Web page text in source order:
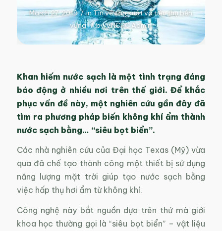
March 27, 2019 / inTin về sản xuất và tiêu thụ bền
vững / byVNCPC Admin
Khan hiếm nước sạch là một tình trạng đáng
báo động ở nhiều nơi trên thế giới. Để khắc
phục vấn đề này, một nghiên cứu gần đây đã
tìm ra phương pháp biến không khí ẩm thành
nước sạch bằng… “siêu bọt biển”.
Các nhà nghiên cứu của Đại học Texas (Mỹ) vừa
qua đã chế tạo thành công một thiết bị sử dụng
năng lượng mặt trời giúp tạo nước sạch bằng
việc hấp thụ hơi ẩm từ không khí.
Công nghệ này bắt nguồn dựa trên thứ mà giới
khoa học thường gọi là “siêu bọt biển” – vật liệu